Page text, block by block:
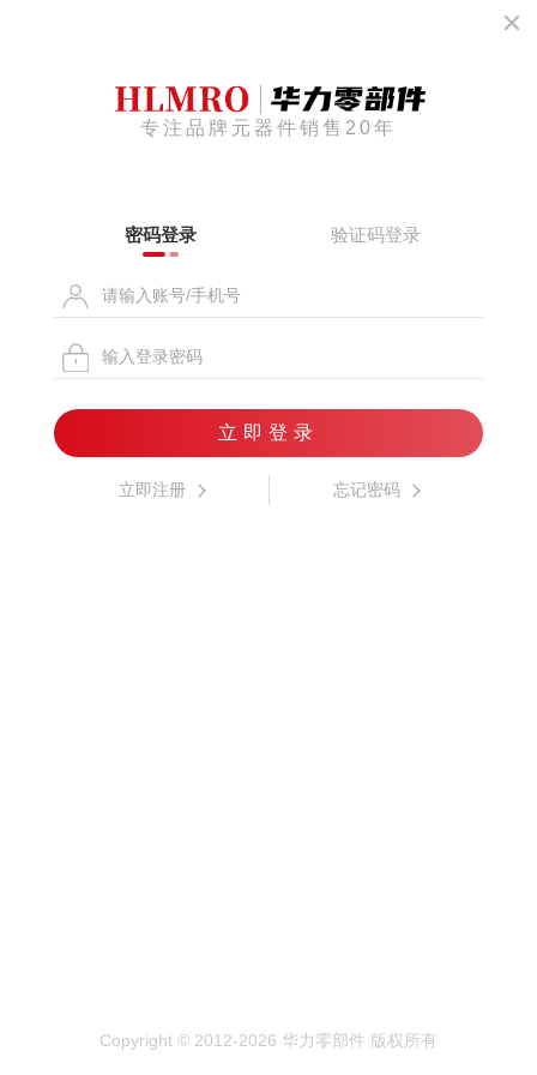
专注品牌元器件销售20年
密码登录 验证码登录
立即登录
立即注册 忘记密码
Copyright © 2012-2026 华力零部件 版权所有